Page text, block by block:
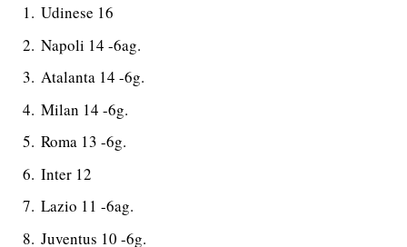
Udinese 16
Napoli 14 -6ag.
Atalanta 14 -6g.
Milan 14 -6g.
Roma 13 -6g.
Inter 12
Lazio 11 -6ag.
Juventus 10 -6g.